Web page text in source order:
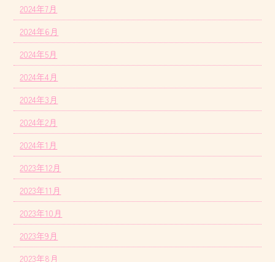
2024年7月
2024年6月
2024年5月
2024年4月
2024年3月
2024年2月
2024年1月
2023年12月
2023年11月
2023年10月
2023年9月
2023年8月